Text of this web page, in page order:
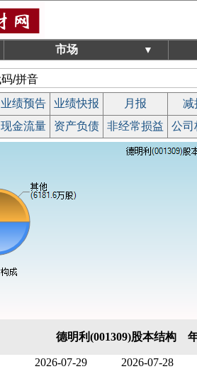
市场 ▼
业绩预告 业绩快报 月报
减
现金流量 资产负债 非经常损益 公司
德明利(001309)股本结构
2026-07-29
2026-07-28